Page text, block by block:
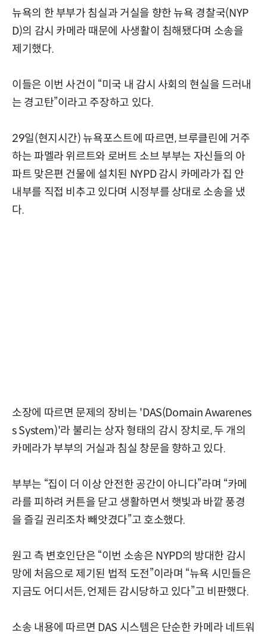
뉴욕의 한 부부가 침실과 거실을 향한 뉴욕 경찰국(NYP
D)의 감시 카메라 때문에 사생활이 침해됐다며 소송을
제기했다.
이들은 이번 사건이 “미국 내 감시 사회의 현실을 드러내
는 경고탄”이라고 주장하고 있다.
29일(현지시간) 뉴욕포스트에 따르면, 브루클린에 거주
하는 파멜라 위르트와 로버트 소브 부부는 자신들의 아
파트 맞은편 건물에 설치된 NYPD 감시 카메라가 집 안
내부를 직접 비추고 있다며 시정부를 상대로 소송을 냈
다.
소장에 따르면 문제의 장비는 'DAS(Domain Awarenes
s System)'라 불리는 상자 형태의 감시 장치로, 두 개의
카메라가 부부의 거실과 침실 창문을 향하고 있다.
부부는 “집이 더 이상 안전한 공간이 아니다”라며 “카메
라를 피하려 커튼을 닫고 생활하면서 햇빛과 바깥 풍경
을 즐길 권리조차 빼앗겼다”고 호소했다.
원고 측 변호인단은 “이번 소송은 NYPD의 방대한 감시
망에 처음으로 제기된 법적 도전”이라며 “뉴욕 시민들은
지금도 어디서든, 언제든 감시당하고 있다”고 비판했다.
소송 내용에 따르면 DAS 시스템은 단순한 카메라 네트워